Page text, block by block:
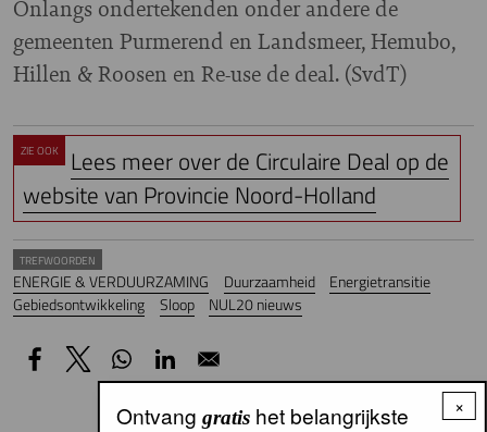
Onlangs ondertekenden onder andere de
gemeenten Purmerend en Landsmeer, Hemubo,
Hillen & Roosen en Re-use de deal. (SvdT)
ZIE OOK
Lees meer over de Circulaire Deal op de
website van Provincie Noord-Holland
TREFWOORDEN
ENERGIE & VERDUURZAMING Duurzaamheid
Energietransitie
Gebiedsontwikkeling
Sloop NUL20 nieuws
×
Ontvang gratishet belangrijkste